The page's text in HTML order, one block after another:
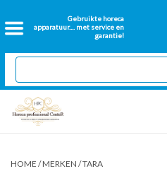
Gebruikte horeca
apparatuur.... met service en
garantie!
Home
2dehands Horeca
Nieuwe apparatuur
HOME /MERKEN /TARA